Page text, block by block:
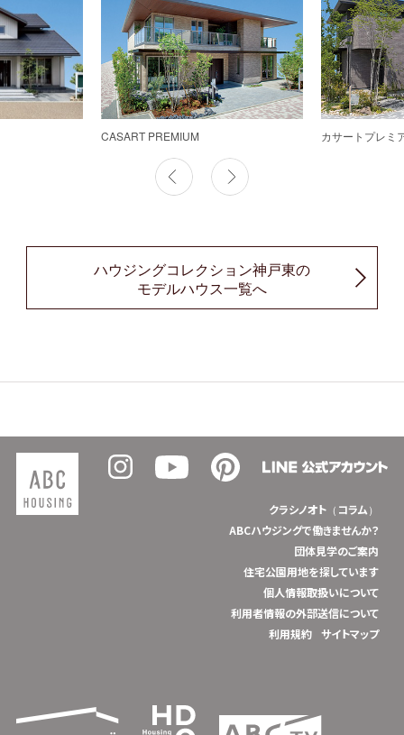
CASART PREMIUM カサートプレミ
ハウジングコレクション神戸東の
モデルハウス一覧へ
クラシノオト（コラム）
ABCハウジングで働きませんか？
団体見学のご案内
住宅公園用地を探しています
個人情報取扱いについて
利用者情報の外部送信について
利用規約
サイトマップ